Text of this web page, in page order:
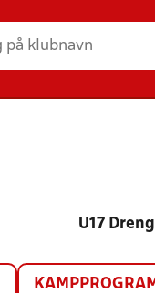
U17
KAMPPROGRAM